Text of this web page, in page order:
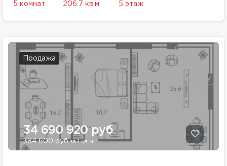
5 комнат 206.7 кв.м. 5 этаж
Продажа
34 690 920 руб
384 600 рубза 1 кв.м.